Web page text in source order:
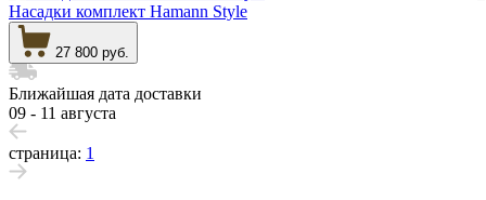
Насадки комплект Hamann Style
27 800 руб.
Ближайшая дата доставки
09 - 11 августа
страница: 1